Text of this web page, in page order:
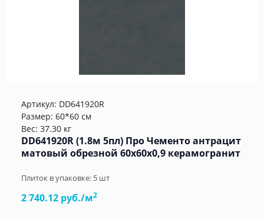
Артикул: DD641920R
Размер: 60*60 см
Вес: 37.30 кг
DD641920R (1.8м 5пл) Про Чементо антрацит
матовый обрезной 60x60x0,9 керамогранит
Плиток в упаковке: 5 шт
2 740.12 руб./м2